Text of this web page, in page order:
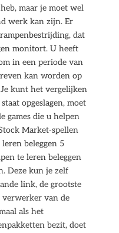
maar je moet wel
werk kan zijn. Er
dat
monitort. U heeft
in een periode van
kan worden op
kunt het vergelijken
opgeslagen, moet
games die u helpen
Market-spellen
beleggen 5
te leren beleggen
Deze kun je zelf
link, de grootste
van de
als het
bezit, doet